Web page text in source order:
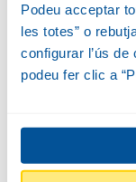
Podeu acceptar
les totes” o
configurar l’ús de
podeu fer clic a
Alçada
12-25 M